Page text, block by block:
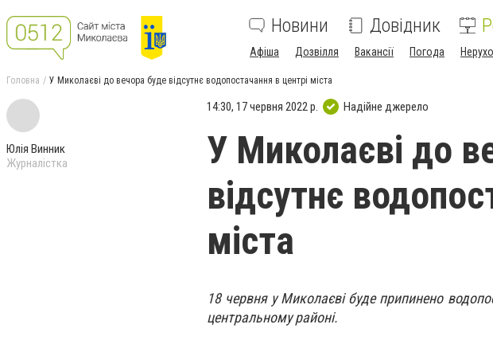
Новини Довідник
Афіша Дозвілля Вакансії Погода
Головна У Миколаєві до вечора буде відсутнє водопостачання в центрі міста
Юлія Винник
Журналістка
14:30, 17 червня 2022 р. Надійне джерело
У Миколаєві до
відсутнє
міста
18 червня у Миколаєві буде припинено
центральному районі.